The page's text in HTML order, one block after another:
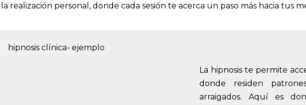
realización personal, donde cada sesión te acerca un paso más hacia tus
La hipnosis te permite
donde residen
arraigados. Aquí es